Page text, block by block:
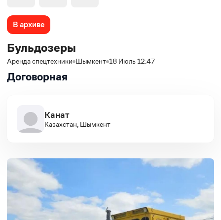
В архиве
Бульдозеры
Аренда спецтехники Шымкент 18 Июль 12:47
Договорная
Канат
Казахстан, Шымкент